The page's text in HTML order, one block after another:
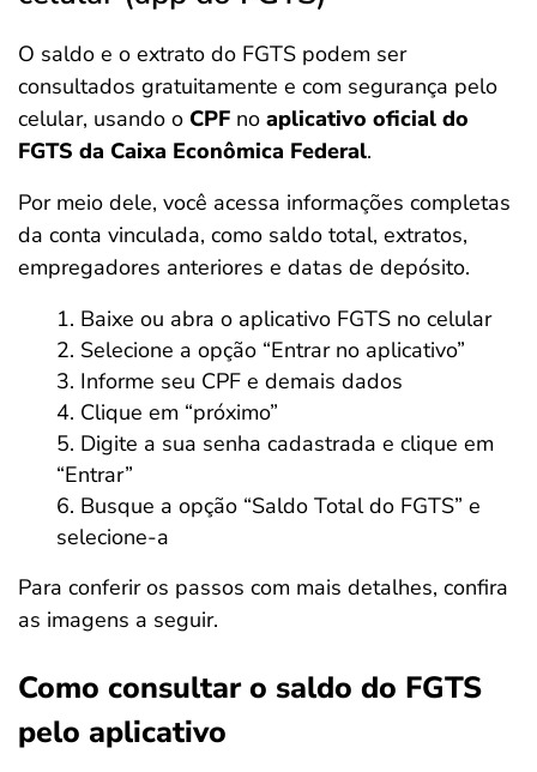
O saldo e o extrato do FGTS podem ser
consultados gratuitamente e com segurança pelo
celular, usando o CPF no aplicativo oficial do
FGTS da Caixa Econômica Federal.
Por meio dele, você acessa informações completas
da conta vinculada, como saldo total, extratos,
empregadores anteriores e datas de depósito.
Baixe ou abra o aplicativo FGTS no celular
Selecione a opção “Entrar no aplicativo”
Informe seu CPF e demais dados
Clique em “próximo”
Digite a sua senha cadastrada e clique em
“Entrar”
Busque a opção “Saldo Total do FGTS” e
selecione-a
Para conferir os passos com mais detalhes, confira
as imagens a seguir.
Como consultar o saldo do FGTS
pelo aplicativo